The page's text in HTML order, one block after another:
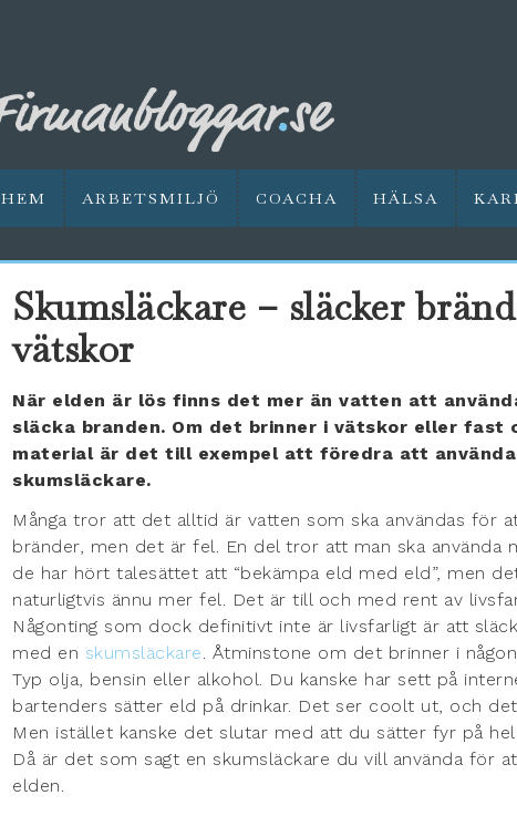
HEM ARBETSMILJÖ COACHA HÄLSA
Skumsläckare – släcker
vätskor
När elden är lös finns det mer än vatten att
släcka branden. Om det brinner i vätskor eller fast
material är det till exempel att föredra att använda
skumsläckare.
Många tror att det alltid är vatten som ska användas för
bränder, men det är fel. En del tror att man ska använda
de har hört talesättet att “bekämpa eld med eld”, men
naturligtvis ännu mer fel. Det är till och med rent av
Någonting som dock definitivt inte är livsfarligt är att
med en skumsläckare. Åtminstone om det brinner i
Typ olja, bensin eller alkohol. Du kanske har sett på
bartenders sätter eld på drinkar. Det ser coolt ut, och
Men istället kanske det slutar med att du sätter fyr på
Då är det som sagt en skumsläckare du vill använda för
elden.